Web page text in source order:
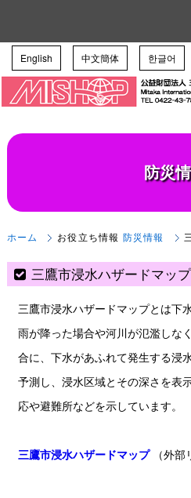
English 中文簡体 한글어
防災
ホーム お役立ち情報 防災情報
三鷹市浸水ハザードマップ
三鷹市浸水ハザードマップとは下
雨が降った場合や河川が氾濫しな
合に、下水があふれて発生する浸
予測し、浸水区域とその深さを表
応や避難所などを示しています。
三鷹市浸水ハザードマップ（外部